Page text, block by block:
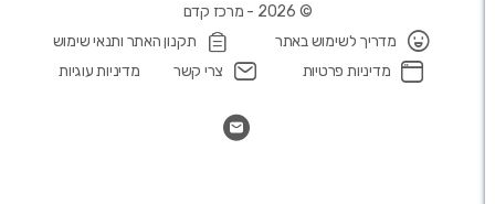
מדריך לשימוש באתר
תקנון האתר ותנאי שימוש
מדיניות פרטיות
צרי קשר מדיניות עוגיות